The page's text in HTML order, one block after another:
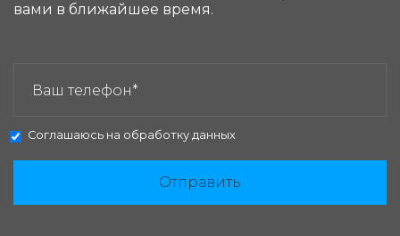
вами в ближайшее время.
Соглашаюсь на обработку данных
Отправить